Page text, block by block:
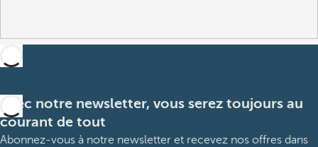
Avec notre newsletter, vous serez toujours au
courant de tout
Abonnez-vous à notre newsletter et recevez nos offres dans